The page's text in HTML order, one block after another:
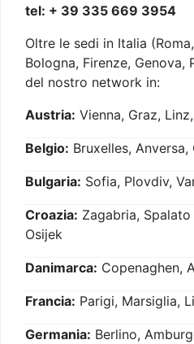
tel: + 39 335 669 3954
Oltre le sedi in Italia
Bologna, Firenze, Genova,
del nostro network in:
Austria: Vienna, Graz,
Belgio: Bruxelles,
Bulgaria: Sofia, Plovdiv,
Croazia: Zagabria,
Osijek
Danimarca: Copenaghen,
Francia: Parigi, Marsiglia,
Germania: Berlino,